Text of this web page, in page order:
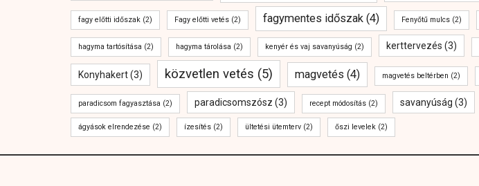
fagy előtti időszak (2) Fagy előtti vetés (2) fagymentes időszak (4) Fenyőtű mulcs (2)
hagyma tartósítása (2) hagyma tárolása (2) kenyér és vaj savanyúság (2) kerttervezés (3)
Konyhakert(3) közvetlen vetés (5) magvetés (4) magvetés beltérben (2)
paradicsom fagyasztása (2) paradicsomszósz (3) recept módosítás (2) savanyúság (3)
ágyások elrendezése (2) ízesítés (2) ültetési ütemterv (2) őszi levelek (2)